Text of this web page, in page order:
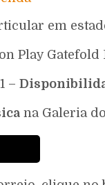
em
Play
1 –
na Galeria do